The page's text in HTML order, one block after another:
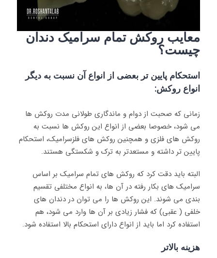
معایب روکش تمام سرامیک دندان
چیست؟
استحکام پایین تر بعضی از انواع آن نسبت به دیگر
انواع روکش:
زمانی که صحبت از دوام و ماندگاری طولانی مدت روکش ها
می شود، خصوصا بعضی از انواع این روکش ها نسبت به
روکش های فلزی و همچنین روکش های فلزسرامیک، استحکام
پایین تر داشته و مستعدتر به ترک و شکستگی هستند.
البته باید دقت کرد که روکش های تمام سرامیک بر اساس
سرامیک های بکار رفته در آن ها، به انواع مختلفی تقسیم
بندی می شوند. این روکش ها را می توان در دندان های
خلفی ( عقبی) که فشار زیادی بر آن ها وارد می شود، هم
استفاده کرد اما باید از انواع دارای استحکام بالا استفاده شود.
هزینه بالاتر